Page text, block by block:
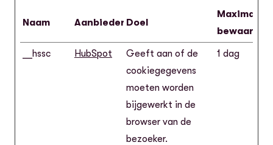
Naam Aanbieder Doel
Maximale
__hssc HubSpot
Geeft aan of de
cookiegegevens
moeten worden
bijgewerkt in de
browser van de
bezoeker.
1 dag